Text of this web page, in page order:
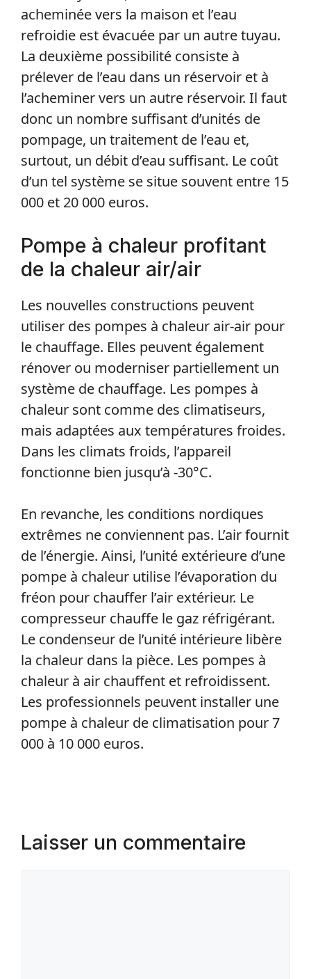
acheminée vers la maison et l’eau
refroidie est évacuée par un autre tuyau.
La deuxième possibilité consiste à
prélever de l’eau dans un réservoir et à
l’acheminer vers un autre réservoir. Il faut
donc un nombre suffisant d’unités de
pompage, un traitement de l’eau et,
surtout, un débit d’eau suffisant. Le coût
d’un tel système se situe souvent entre 15
000 et 20 000 euros.
Pompe à chaleur profitant
de la chaleur air/air
Les nouvelles constructions peuvent
utiliser des pompes à chaleur air-air pour
le chauffage. Elles peuvent également
rénover ou moderniser partiellement un
système de chauffage. Les pompes à
chaleur sont comme des climatiseurs,
mais adaptées aux températures froides.
Dans les climats froids, l’appareil
fonctionne bien jusqu’à -30°C.
En revanche, les conditions nordiques
extrêmes ne conviennent pas. L’air fournit
de l’énergie. Ainsi, l’unité extérieure d’une
pompe à chaleur utilise l’évaporation du
fréon pour chauffer l’air extérieur. Le
compresseur chauffe le gaz réfrigérant.
Le condenseur de l’unité intérieure libère
la chaleur dans la pièce. Les pompes à
chaleur à air chauffent et refroidissent.
Les professionnels peuvent installer une
pompe à chaleur de climatisation pour 7
000 à 10 000 euros.
Laisser un commentaire